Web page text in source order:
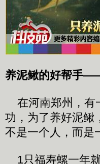
养泥鳅的好帮手
在河南郑州，有
功，为了养好泥鳅
不是一个人，而
1只福寿螺一年